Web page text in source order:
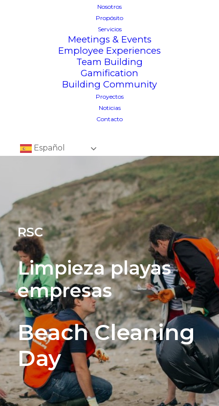
Nosotros
Propósito
Servicios
Meetings & Events
Employee Experiences
Team Building
Gamification
Building Community
Proyectos
Noticias
Contacto
Español
RSC
Limpieza playas
empresas
Beach Cleaning
Day